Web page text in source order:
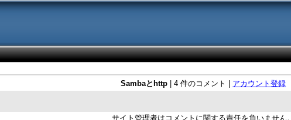
Sambaとhttp | 4 件のコメント | アカウント登録
サイト管理者はコメントに関する責任を負いません。